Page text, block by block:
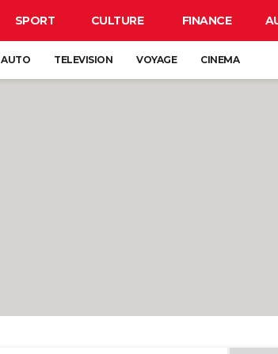
SPORT CULTURE FINANCE
AUTO TELEVISION VOYAGE CINEMA